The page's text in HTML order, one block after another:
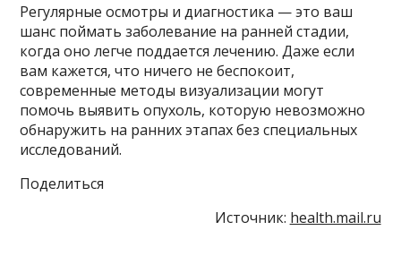
Регулярные осмотры и диагностика — это ваш
шанс поймать заболевание на ранней стадии,
когда оно легче поддается лечению. Даже если
вам кажется, что ничего не беспокоит,
современные методы визуализации могут
помочь выявить опухоль, которую невозможно
обнаружить на ранних этапах без специальных
исследований.
Поделиться
Источник: health.mail.ru